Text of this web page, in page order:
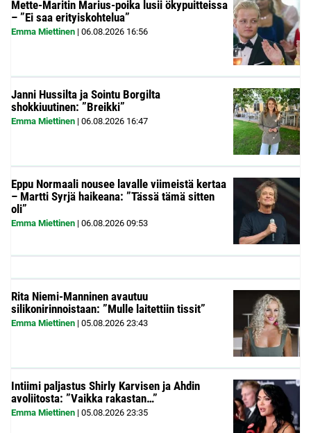
Mette-Maritin Marius-poika lusii ökypuitteissa
– ”Ei saa erityiskohtelua”
Emma Miettinen | 06.08.2026 16:56
Janni Hussilta ja Sointu Borgilta
shokkiuutinen: ”Breikki”
Emma Miettinen | 06.08.2026 16:47
Eppu Normaali nousee lavalle viimeistä kertaa
– Martti Syrjä haikeana: ”Tässä tämä sitten
oli”
Emma Miettinen | 06.08.2026 09:53
Rita Niemi-Manninen avautuu
silikonirinnoistaan: ”Mulle laitettiin tissit”
Emma Miettinen | 05.08.2026 23:43
Intiimi paljastus Shirly Karvisen ja Ahdin
avoliitosta: ”Vaikka rakastan…”
Emma Miettinen | 05.08.2026 23:35